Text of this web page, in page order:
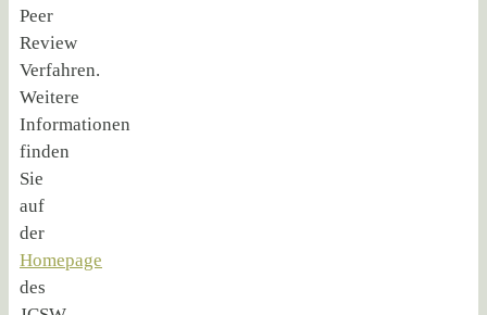
Peer
Review
Verfahren.
Weitere
Informationen
finden
Sie
auf
der
Homepage
des